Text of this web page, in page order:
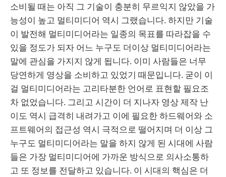
소비될 때는 아직 그 기술이 충분히 무르익지 않았을 가
능성이 높고 멀티미디어 역시 그랬습니다. 하지만 기술
이 발전해 멀티미디어라는 일종의 목표를 따라잡을 수
있을 정도가 되자 어느 누구도 더이상 멀티미디어라는
말에 관심을 가지지 않게 됩니다. 이미 사람들은 너무
당연하게 영상을 소비하고 있었기 때문입니다. 굳이 이
걸 멀티미디어라는 고리타분한 언어로 표현할 필요조
차 없었습니다. 그리고 시간이 더 지나자 영상 제작 난
이도 역시 급격히 내려가고 이에 필요한 하드웨어와 소
프트웨어의 접근성 역시 극적으로 떨어지며 더 이상 그
누구도 멀티미디어라는 말을 하지 않게 된 시대에 사람
들은 가장 멀티미디어에 가까운 방식으로 의사소통하
고 또 정보를 전달하고 있습니다. 이 시대의 핵심은 더